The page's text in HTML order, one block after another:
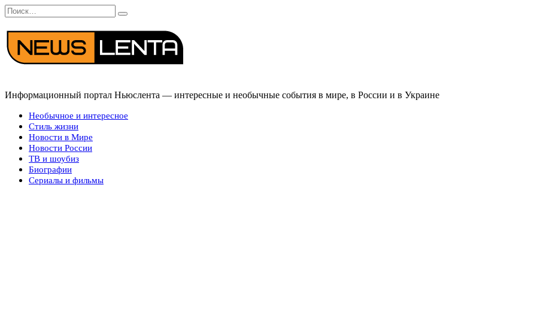
Перейти
к
содержанию
Search
for:
Информационный портал Ньюслента — интересные и необычные события в мире, в России и в Украине
Необычное и интересное
Стиль жизни
Новости в Мире
Новости России
ТВ и шоубиз
Биографии
Сериалы и фильмы